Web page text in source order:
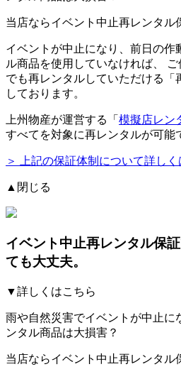
当店ならイベント中止再レンタル
イベントが中止になり、前日の作
ル商品を使用していなければ、
でも再レンタルしていただける「
しております。
上州物産が運営する「 模擬店レン
すべてを対象に再レンタルが可能
＞ 上記の保証体制について詳しく
▲閉じる
イベント中止再レンタル保証
ても大丈夫。
▼詳しくはこちら
雨や自然災害でイベントが中止に
ンタル商品は大損害？
当店ならイベント中止再レンタル